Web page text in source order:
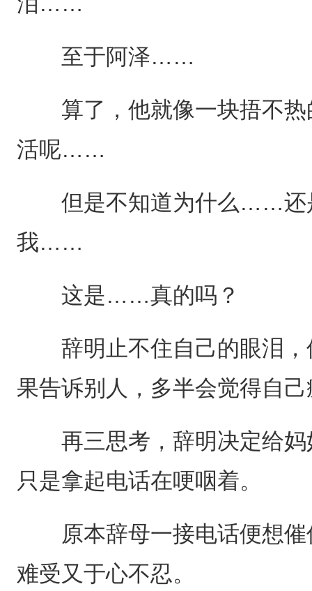
至于阿泽……
算了，他就像一块捂不热
活呢……
但是不知道为什么……还
我……
这是……真的吗？
辞明止不住自己的眼泪，
果告诉别人，多半会觉得自
再三思考，辞明决定给妈
只是拿起电话在哽咽着。
原本辞母一接电话便想催
难受又于心不忍。